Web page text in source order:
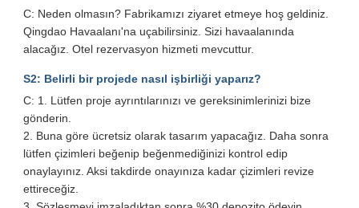
C: Neden olmasın? Fabrikamızı ziyaret etmeye hoş geldiniz.
Qingdao Havaalanı'na uçabilirsiniz. Sizi havaalanında
alacağız. Otel rezervasyon hizmeti mevcuttur.
S2: Belirli bir projede nasıl işbirliği yaparız?
C: 1. Lütfen proje ayrıntılarınızı ve gereksinimlerinizi bize
gönderin.
2. Buna göre ücretsiz olarak tasarım yapacağız. Daha sonra
lütfen çizimleri beğenip beğenmediğinizi kontrol edip
onaylayınız. Aksi takdirde onayınıza kadar çizimleri revize
ettireceğiz.